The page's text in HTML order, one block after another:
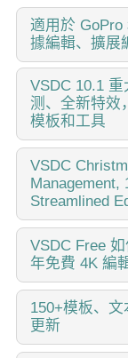
作者：Amy
意的人来说，最
团队很高兴推出
可以直接编辑来
適用於 GoPro
據編輯、擴展
作者：Amy
VSDC 10.2更新
重大改进，旨在
GPS仪表盘、选
解码器 最突出的
供了市场上任何
如果您是运动相
他收集GPS数据
即使您没有这些
者，我们还有新
VSDC 10.1
测、全新特效
模板和工具
published Amy
结束了！这次更
VSDC 10.1 更新
同需求的各種新
次在您喜爱的
VSDC...
VSDC
Management,
Streamlined
这个节日季，迎
的9.4版本。我们
具，同时为明年
100...
VSDC Free
年免費 4K 編輯
你好，我是
者。整整三年，
印的編輯軟體鬥
150+模板、
更新